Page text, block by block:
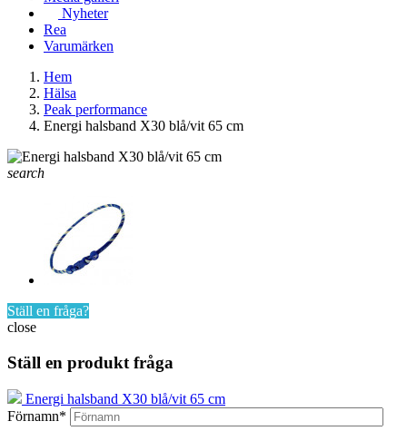
Nyheter
Rea
Varumärken
Hem
Hälsa
Peak performance
Energi halsband X30 blå/vit 65 cm
search
Ställ en fråga?
close
Ställ en produkt fråga
Energi halsband X30 blå/vit 65 cm
Förnamn*